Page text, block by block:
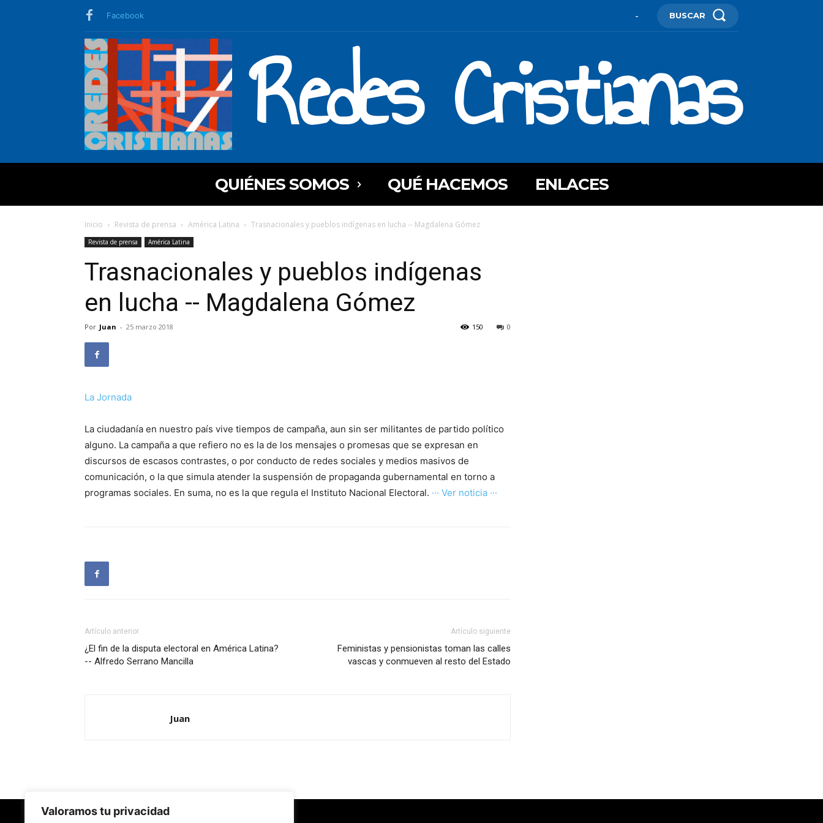
Valoramos tu privacidad
Facebook - BUSCAR
Redes Cristianas
QUIÉNES SOMOS QUÉ HACEMOS ENLACES
Inicio Revista de prensa América Latina Trasnacionales y pueblos indígenas en lucha -- Magdalena Gómez
Revista de prensa América Latina
Trasnacionales y pueblos indígenas
en lucha -- Magdalena Gómez
Por Juan - 25 marzo 2018 0
150
La Jornada
La ciudadanía en nuestro país vive tiempos de campaña, aun sin ser militantes de partido político
alguno. La campaña a que refiero no es la de los mensajes o promesas que se expresan en
discursos de escasos contrastes, o por conducto de redes sociales y medios masivos de
comunicación, o la que simula atender la suspensión de propaganda gubernamental en torno a
programas sociales. En suma, no es la que regula el Instituto Nacional Electoral. ··· Ver noticia ···
Artículo anterior
¿El fin de la disputa electoral en América Latina?
-- Alfredo Serrano Mancilla
Artículo siguiente
Feministas y pensionistas toman las calles
vascas y conmueven al resto del Estado
Juan